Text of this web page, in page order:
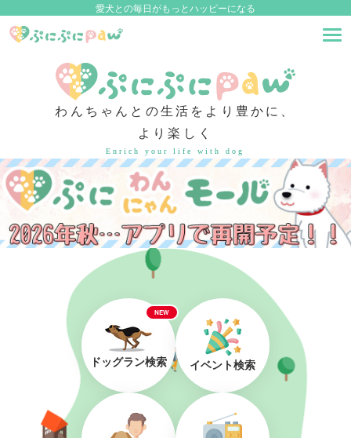
愛犬との毎日がもっとハッピーになる
わんちゃんとの生活をより豊かに、
より楽しく
Enrich your life with dog
NEW
ドッグラン検索 イベント検索